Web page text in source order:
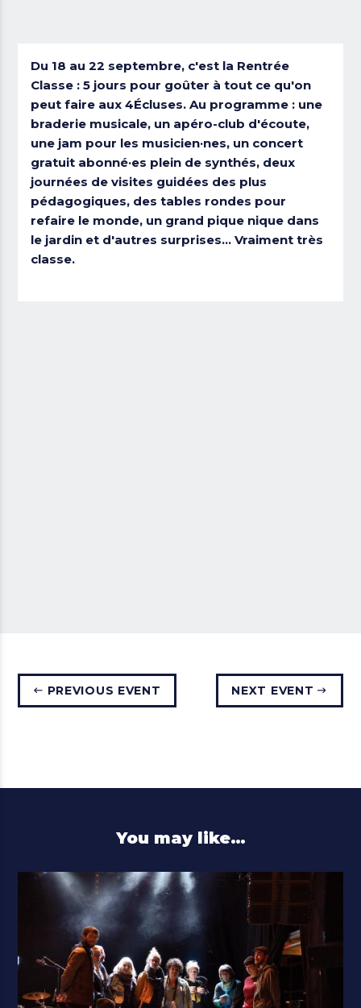
Du 18 au 22 septembre, c'est la Rentrée
Classe : 5 jours pour goûter à tout ce qu'on
peut faire aux 4Écluses. Au programme : une
braderie musicale, un apéro-club d'écoute,
une jam pour les musicien·nes, un concert
gratuit abonné·es plein de synthés, deux
journées de visites guidées des plus
pédagogiques, des tables rondes pour
refaire le monde, un grand pique nique dans
le jardin et d'autres surprises... Vraiment très
classe.
PREVIOUS EVENT NEXT EVENT
You may like…